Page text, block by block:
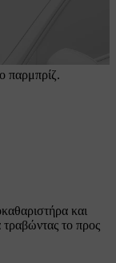
παρμπρίζ.
και
το προς